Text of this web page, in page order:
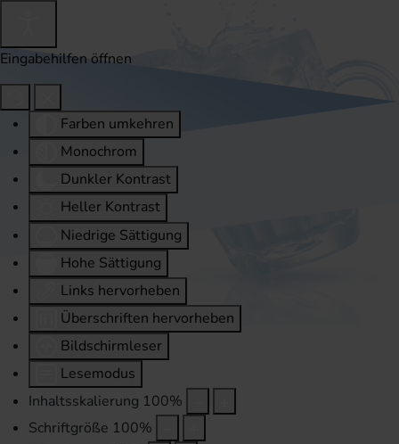
Eingabehilfen öffnen
Farben umkehren
Monochrom
Dunkler Kontrast
Heller Kontrast
Niedrige Sättigung
Hohe Sättigung
Links hervorheben
Überschriften hervorheben
Bildschirmleser
Lesemodus
Inhaltsskalierung 100%
Schriftgröße 100%